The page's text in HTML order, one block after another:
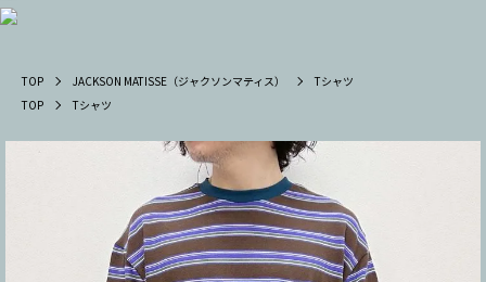
TOP JACKSON MATISSE（ジャクソンマティス）
Tシャツ
TOP
Tシャツ